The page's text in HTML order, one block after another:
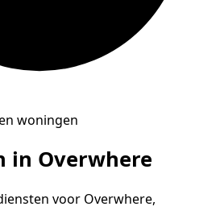
woningen
in Overwhere
voor Overwhere,